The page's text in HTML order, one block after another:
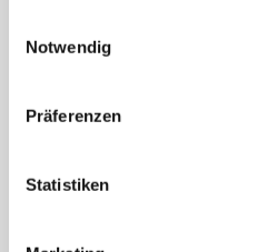
Notwendig
Präferenzen
Statistiken
Tagesmiete (Einzeltage, werktags)
zzgl. 19% MwSt.